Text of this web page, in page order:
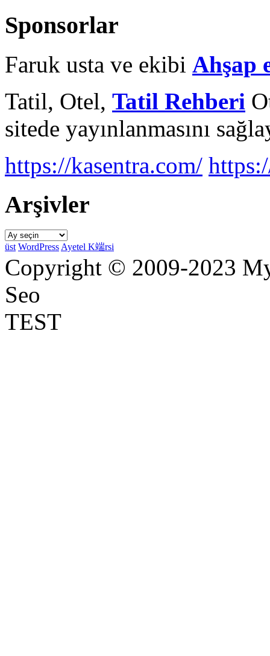
Sponsorlar
Faruk usta ve ekibi Ahşap
Tatil, Otel, Tatil Rehberi
sitede yayınlanmasını
https://kasentra.com/
Arşivler
Arşivler
üst WordPress Ayetel K端rsi
Copyright © 2009-2023
Seo
TEST